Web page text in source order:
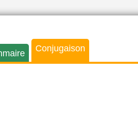
Conjugaison